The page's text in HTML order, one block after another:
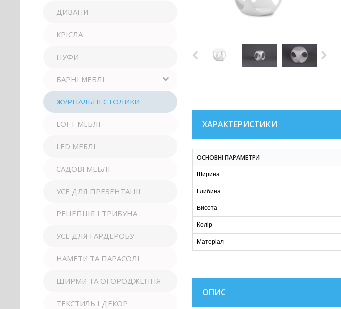
ХАРАКТЕРИСТИКИ
ОСНОВНІ ПАРАМЕТРИ
Ширина
Глибина
Висота
Колір
Матеріал
ОПИС
ДИВАНИ
КРІСЛА
ПУФИ
БАРНІ МЕБЛІ
ЖУРНАЛЬНІ СТОЛИКИ
LOFT МЕБЛІ
LED МЕБЛІ
САДОВІ МЕБЛІ
УСЕ ДЛЯ ПРЕЗЕНТАЦІЇ
РЕЦЕПЦІЯ І ТРИБУНА
УСЕ ДЛЯ ГАРДЕРОБУ
НАМЕТИ ТА ПАРАСОЛІ
ШИРМИ ТА ОГОРОДЖЕННЯ
ТЕКСТИЛЬ І ДЕКОР